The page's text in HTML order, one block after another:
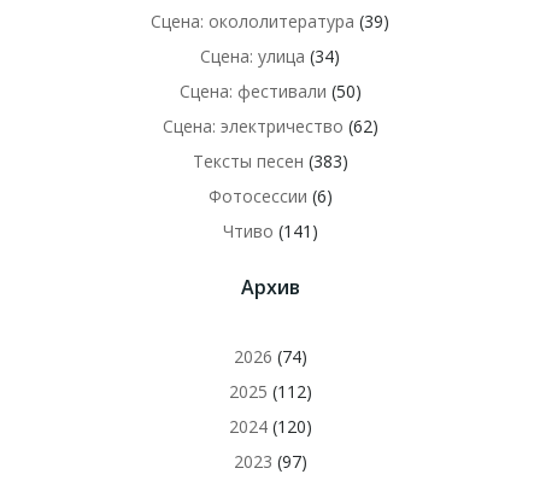
Сцена: окололитература (39)
Сцена: улица (34)
Сцена: фестивали (50)
Сцена: электричество (62)
Тексты песен (383)
Фотосессии (6)
Чтиво (141)
Архив
2026 (74)
2025 (112)
2024(120)
2023 (97)